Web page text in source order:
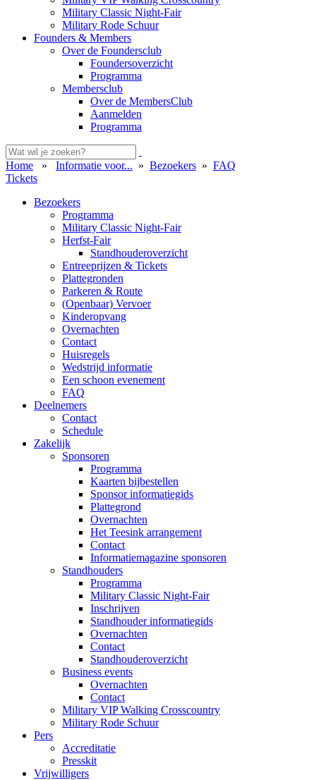
Military Classic Night-Fair
Military Rode Schuur
Founders & Members
Over de Foundersclub
Foundersoverzicht
Programma
Membersclub
Over de MembersClub
Aanmelden
Programma
Home » Informatie voor... » Bezoekers » FAQ
Tickets
Bezoekers
Programma
Military Classic Night-Fair
Herfst-Fair
Standhouderoverzicht
Entreeprijzen & Tickets
Plattegronden
Parkeren & Route
(Openbaar) Vervoer
Kinderopvang
Overnachten
Contact
Huisregels
Wedstrijd informatie
Een schoon evenement
FAQ
Deelnemers
Contact
Schedule
Zakelijk
Sponsoren
Programma
Kaarten bijbestellen
Sponsor informatiegids
Plattegrond
Overnachten
Het Teesink arrangement
Contact
Informatiemagazine sponsoren
Standhouders
Programma
Military Classic Night-Fair
Inschrijven
Standhouder informatiegids
Overnachten
Contact
Standhouderoverzicht
Business events
Overnachten
Contact
Military VIP Walking Crosscountry
Military Rode Schuur
Pers
Accreditatie
Presskit
Vrijwilligers